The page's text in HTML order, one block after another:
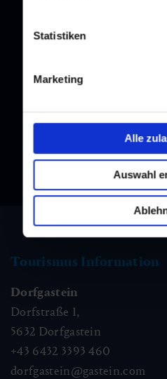
Statistiken
Marketing
Alle
Auswahl
Melden Sie sich bei unserem
Tourismus Information
Dorfgastein
Dorfstraße 1,
5632 Dorfgastein
+43 6432 3393 460
dorfgastein@gastein.com